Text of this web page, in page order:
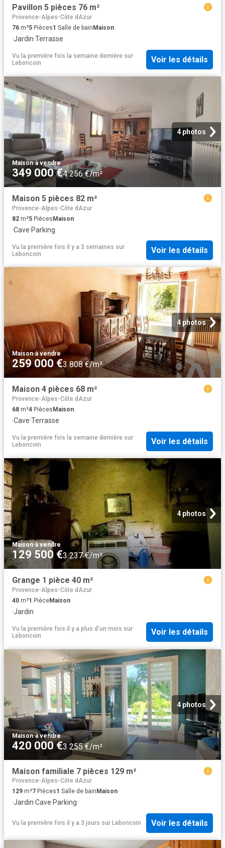
Pavillon 5 pièces 76 m²
Provence-Alpes-Côte dAzur
76 m²5 Pièces1 Salle de bain Maison
·Jardin·Terrasse
Vu la première fois la semaine dernière sur
Leboncoin
Voir les détails
4 photos
Maison·à vendre
349 000 €4 256 €/m²
Maison 5 pièces 82 m²
Provence-Alpes-Côte dAzur
82 m²5 PiècesMaison
·Cave·Parking
Vu la première fois il y a 3 semaines sur
Leboncoin
Voir les détails
4 photos
Maison·à vendre
259 000 €3 808 €/m²
Maison 4 pièces 68 m²
Provence-Alpes-Côte dAzur
68 m²4 Pièces Maison
·Cave·Terrasse
Vu la première fois la semaine dernière sur
Leboncoin
Voir les détails
4 photos
Maison·à vendre
129 500 €3 237 €/m²
Grange 1 pièce 40 m²
Provence-Alpes-Côte dAzur
40 m²1 PièceMaison
·Jardin
Vu la première fois il y a plus d'un mois sur
Leboncoin
Voir les détails
4 photos
Maison·à vendre
420 000 €3 255 €/m²
Maison familiale 7 pièces 129 m²
Provence-Alpes-Côte dAzur
129 m²7 Pièces1 Salle de bain Maison
·Jardin·Cave·Parking
Vu la première fois il y a 3 jours sur Leboncoin Voir les détails